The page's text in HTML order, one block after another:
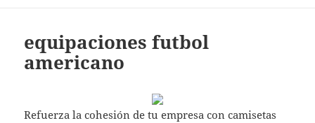
equipaciones futbol
americano
Refuerza la cohesión de tu empresa con camisetas